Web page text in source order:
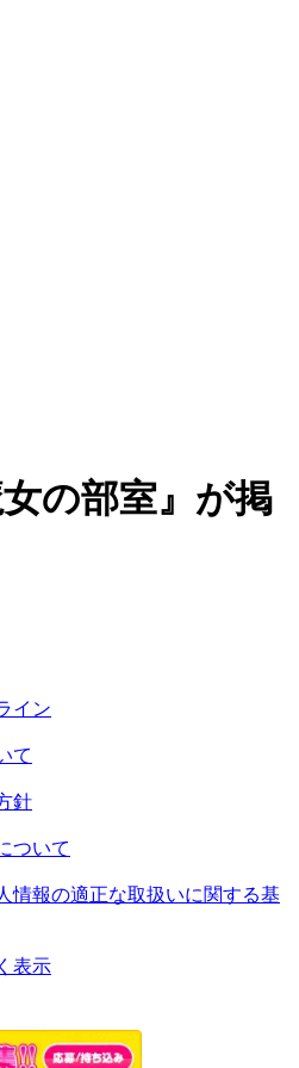
の部室』が掲
イン
て
針
ついて
情報の適正な取扱いに関する基
表示